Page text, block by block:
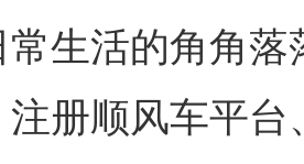
常生活的角角
册顺风车平